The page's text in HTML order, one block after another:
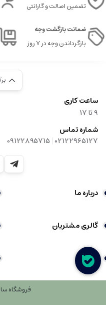
تضمین اصالت و گارانتی
ضمانت بازگشت وجه
بازگرداندن وجه در ۷ روز
ساعت کاری
9‌ تا ۱۷
شماره تماس
02122965127
|
09122895715
درباره ما
گالری مشتریان
شکایات
فروشگاه